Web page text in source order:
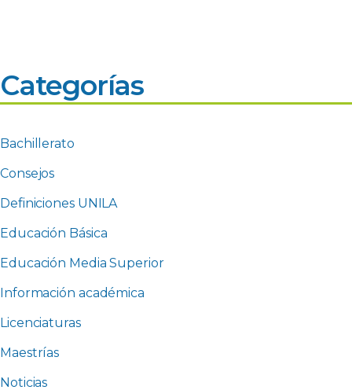
Categorías
Bachillerato
Consejos
Definiciones UNILA
Educación Básica
Educación Media Superior
Información académica
Licenciaturas
Maestrías
Noticias